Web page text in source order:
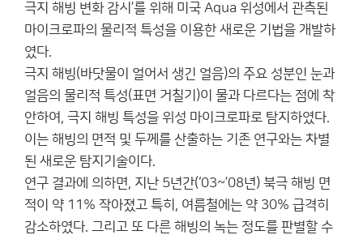
극지 해빙 변화 감시’를 위해 미국 Aqua 위성에서 관측된
마이크로파의 물리적 특성을 이용한 새로운 기법을 개발하
였다.
극지 해빙(바닷물이 얼어서 생긴 얼음)의 주요 성분인 눈과
얼음의 물리적 특성(표면 거칠기)이 물과 다르다는 점에 착
안하여, 극지 해빙 특성을 위성 마이크로파로 탐지하였다.
이는 해빙의 면적 및 두께를 산출하는 기존 연구와는 차별
된 새로운 탐지기술이다.
연구 결과에 의하면, 지난 5년간(‘03~’08년) 북극 해빙 면
적이 약 11% 작아졌고 특히, 여름철에는 약 30% 급격히
감소하였다. 그리고 또 다른 해빙의 녹는 정도를 판별할 수